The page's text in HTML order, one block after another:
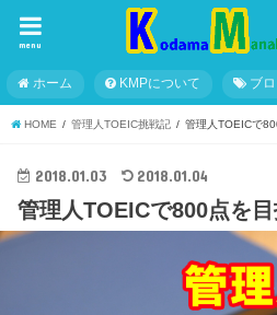
menu
ホーム KMPについて ブ
HOME 管理人TOEIC挑戦記 管理人TOEICで
2018.01.03 2018.01.04
管理人TOEICで800点を目